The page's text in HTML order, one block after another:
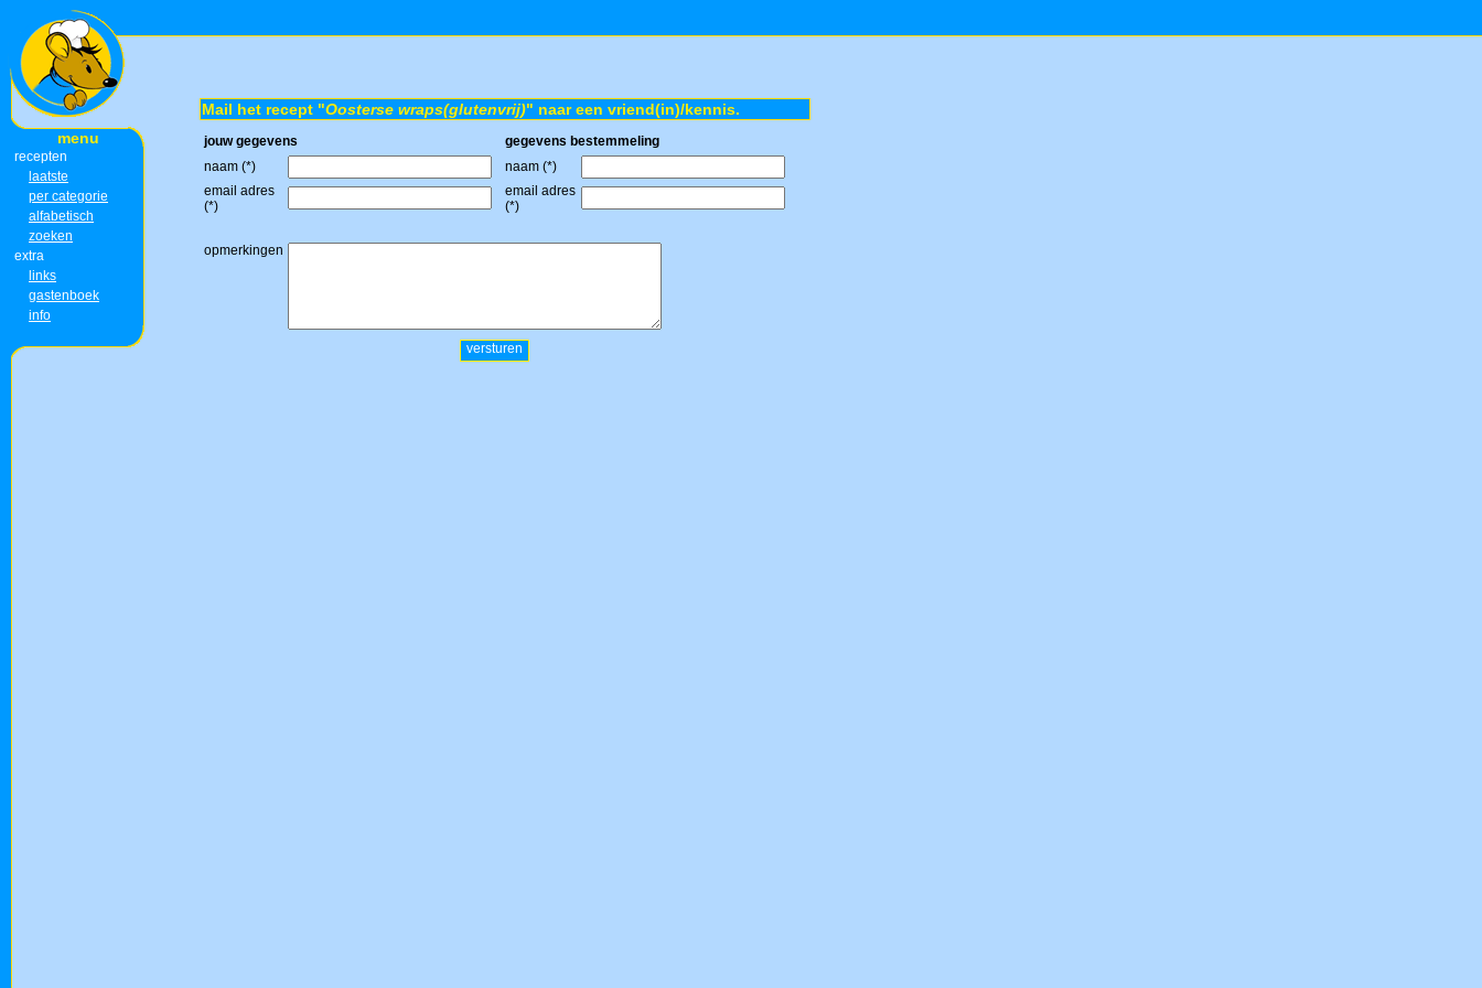
menu
recepten
laatste
per categorie
alfabetisch
zoeken
extra
links
gastenboek
info
Mail het recept "Oosterse wraps(glutenvrij)" naar een vriend(in)/kennis.
jouw gegevens
gegevens bestemmeling
naam (*)
naam (*)
email adres
(*)
email adres
(*)
opmerkingen